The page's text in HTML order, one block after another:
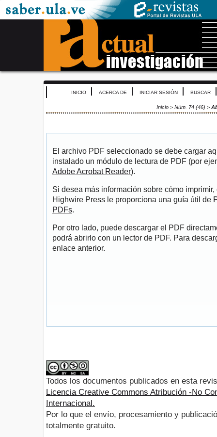
INICIO ACERCA DE INICIAR SESIÓN BUSCAR
Inicio> Núm. 74 (46) >
El archivo PDF seleccionado se debe cargar
instalado un módulo de lectura de PDF (por
Adobe Acrobat Reader).
Si desea más información sobre cómo
Highwire Press le proporciona una guía útil de
PDFs.
Por otro lado, puede descargar el PDF
podrá abrirlo con un lector de PDF. Para
enlace anterior.
Todos los documentos publicados en esta
Licencia Creative Commons Atribución -No
Internacional.
Por lo que el envío, procesamiento y
totalmente gratuito.